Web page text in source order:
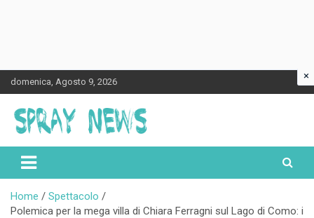
Skip
to
content
domenica, Agosto 9, 2026
Spraynews.it
Home
Spettacolo
Polemica per la mega villa di Chiara Ferragni sul Lago di Como: i
×